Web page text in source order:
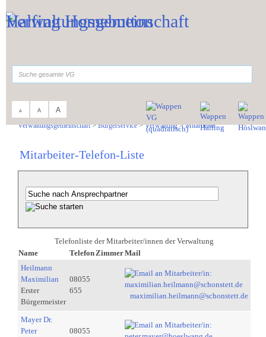
A A A
Verwaltungsgemeinschaft>Bürgerservice>Verwaltung>Mitarbeiter
Mitarbeiter-Telefon-Liste
Telefonliste der Mitarbeiter/innen der Verwaltung
Name
Telefon ZimmerMail
Heilmann
Maximilian
Erster
Bürgermeister
08055
655
maximilian.heilmann@schonstett.de
Mayer Dr.
Peter
08055